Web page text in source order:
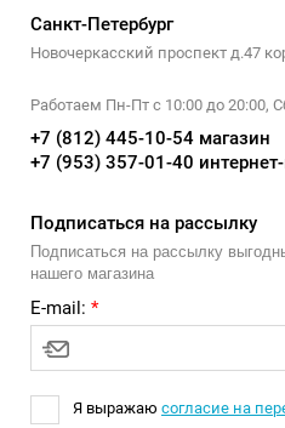
Санкт-Петербург
Новочеркасский проспект д.47
Работаем Пн-Пт с 10:00 до 20:00,
+7 (812) 445-10-54 магазин
+7 (953) 357-01-40
Подписаться на рассылку
Подписаться на рассылку
нашего магазина
E-mail: *
Я выражаю согласие на